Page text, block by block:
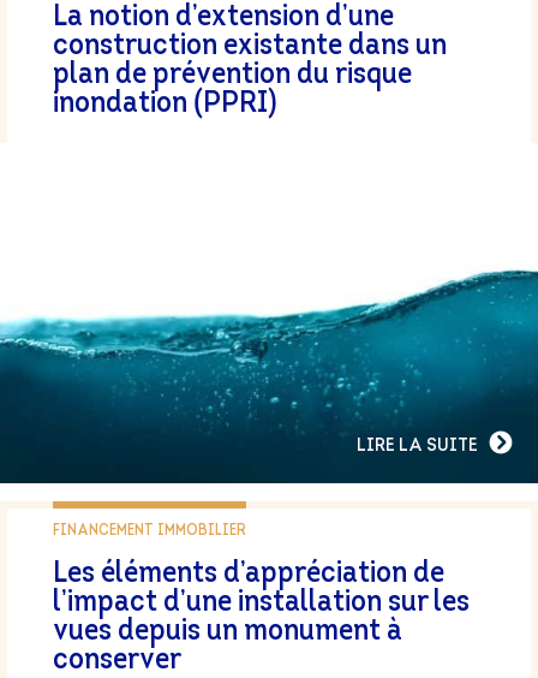
La notion d’extension d’une
construction existante dans un
plan de prévention du risque
inondation (PPRI)
LIRE LA SUITE
FINANCEMENT IMMOBILIER
Les éléments d’appréciation de
l’impact d’une installation sur les
vues depuis un monument à
conserver